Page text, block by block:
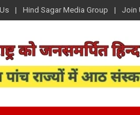
Hind Sagar Media Group Join